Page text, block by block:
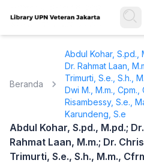
Beranda
Abdul Kohar, S.pd.,
Dr. Rahmat Laan,
Trimurti, S.e., S.h.,
Dwi M., M.m., Cpm.,
Risambessy, S.e.,
Karundeng, S.e
Abdul Kohar, S.pd., M.pd.;
Rahmat Laan, M.m.; Dr.
Trimurti, S.e., S.h., M.m.,